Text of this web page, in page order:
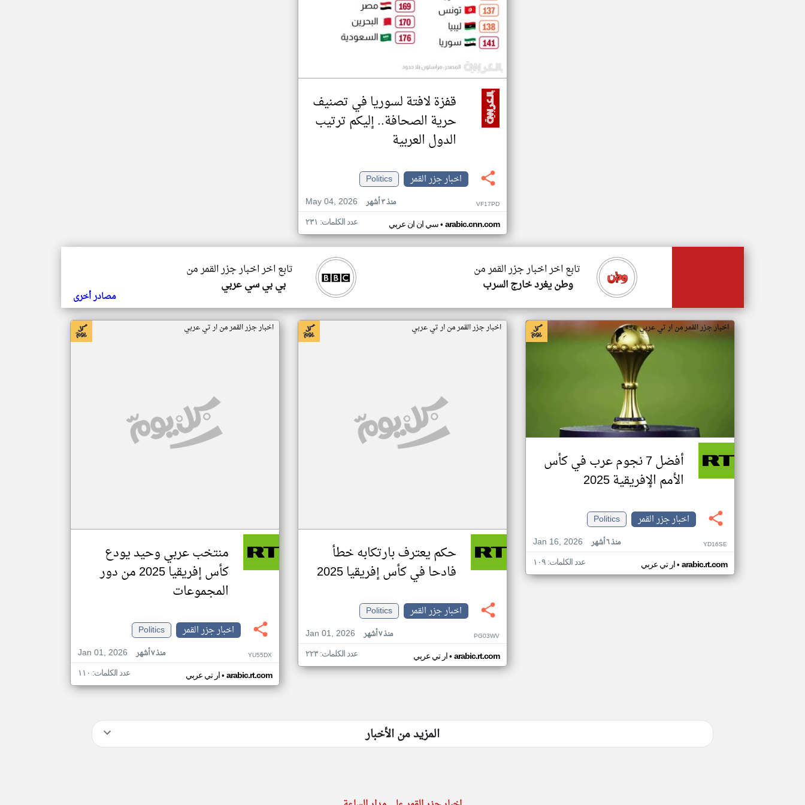
قفزة لافتة لسوريا في تصنيف
حرية الصحافة.. إليكم ترتيب
الدول العربية
اخبار جزر القمر
Politics
May 04, 2026
منذ ٣ أشهر VF17PD
سي ان ان عربي• arabic.cnn.com عدد الكلمات: ٢٣١
تابع اخر اخبار جزر القمر من
بي بي سي عربي
تابع اخر اخبار جزر القمر من
وطن يغرد خارج السرب
مصادر أخرى
اخبار جزر القمر من ار تي عربي
أفضل 7 نجوم عرب في كأس
الأمم الإفريقية 2025
اخبار جزر القمر
Politics
Jan 16, 2026
منذ ٦ أشهر YD16SE
ار تي عربي• arabic.rt.com عدد الكلمات: ١٠٩
اخبار جزر القمر من ار تي عربي
حكم يعترف بارتكابه خطأ
فادحا في كأس إفريقيا 2025
اخبار جزر القمر
Politics
Jan 01, 2026
منذ ٧ أشهر PG03WV
ار تي عربي• arabic.rt.com عدد الكلمات: ٢٢٣
اخبار جزر القمر من ار تي عربي
منتخب عربي وحيد يودع
كأس إفريقيا 2025 من دور
المجموعات
اخبار جزر القمر
Politics
Jan 01, 2026
منذ ٧ أشهر YU55DX
ار تي عربي• arabic.rt.com عدد الكلمات: ١١٠
المزيد من الأخبار